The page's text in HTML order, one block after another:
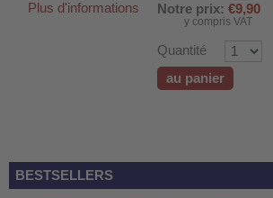
Plus d'informations
Notre prix: €9,90
y compris VAT
Quantité
au panier
BESTSELLERS